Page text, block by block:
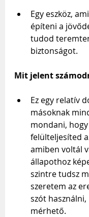
Egy eszköz,
építeni a
tudod
biztonságot.
Mit jelent
Ez egy relatív
másoknak
mondani,
felülteljesíted
amiben voltál
állapothoz
szintre tudsz
szeretem az
szót
mérhető.